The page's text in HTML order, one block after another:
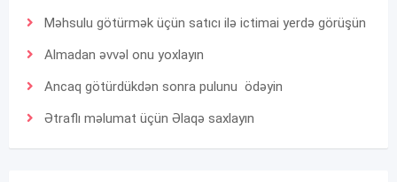
Məhsulu götürmək üçün satıcı ilə ictimai yerdə görüşün
Almadan əvvəl onu yoxlayın
Ancaq götürdükdən sonra pulunu ödəyin
Ətraflı məlumat üçün Əlaqə saxlayın